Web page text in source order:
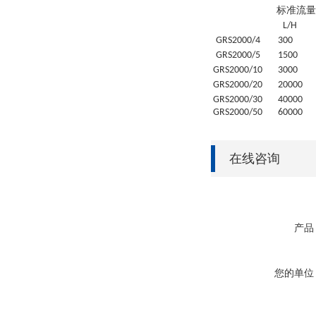
标准流量
L/H
GRS2000/4 300
GRS2000/5
1500
GRS2000/10
3000
GRS2000/20 20000
GRS2000/30 40000
GRS2000/50 60000
在线咨询
产品
您的单位